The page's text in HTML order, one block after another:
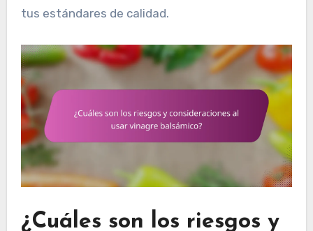
tus estándares de calidad.
¿Cuáles son los riesgos y